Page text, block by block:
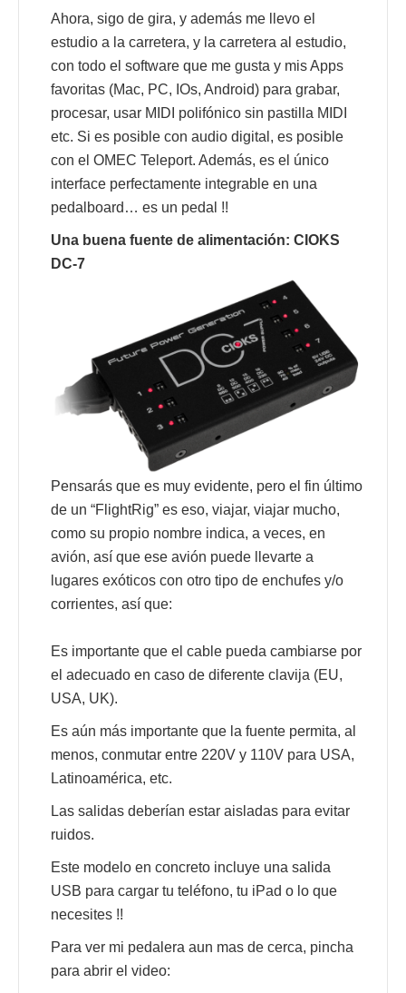
Ahora, sigo de gira, y además me llevo el
estudio a la carretera, y la carretera al estudio,
con todo el software que me gusta y mis Apps
favoritas (Mac, PC, IOs, Android) para grabar,
procesar, usar MIDI polifónico sin pastilla MIDI
etc. Si es posible con audio digital, es posible
con el OMEC Teleport. Además, es el único
interface perfectamente integrable en una
pedalboard… es un pedal !!
Una buena fuente de alimentación: CIOKS
DC-7
Pensarás que es muy evidente, pero el fin último
de un “FlightRig” es eso, viajar, viajar mucho,
como su propio nombre indica, a veces, en
avión, así que ese avión puede llevarte a
lugares exóticos con otro tipo de enchufes y/o
corrientes, así que:
Es importante que el cable pueda cambiarse por
el adecuado en caso de diferente clavija (EU,
USA, UK).
Es aún más importante que la fuente permita, al
menos, conmutar entre 220V y 110V para USA,
Latinoamérica, etc.
Las salidas deberían estar aisladas para evitar
ruidos.
Este modelo en concreto incluye una salida
USB para cargar tu teléfono, tu iPad o lo que
necesites !!
Para ver mi pedalera aun mas de cerca, pincha
para abrir el video: